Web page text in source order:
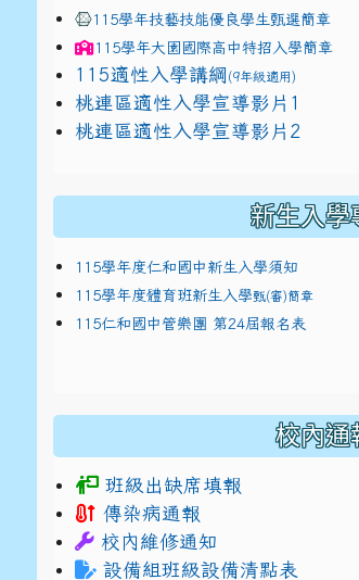
115學年技藝技能優良學生甄選簡章
115學年大園國際高中特招入學簡章
115適性入學講綱 (9年級適用)
link to https://
桃連區適性入學宣導影片1
link to https://
桃連區適性入學宣導影片2
新生入學
115學年度仁和國中新生入學須知
115學年度體育班新生入學甄(審)簡章
115仁和國中管樂團 第24屆報名表
校內通
班級出缺席填報
傳染病通報
校內維修通知
設備組班級設備清點表